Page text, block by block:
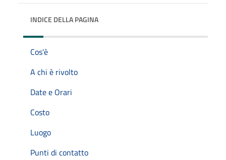
INDICE DELLA PAGINA
Cos'è
A chi è rivolto
Date e Orari
Costo
Luogo
Punti di contatto